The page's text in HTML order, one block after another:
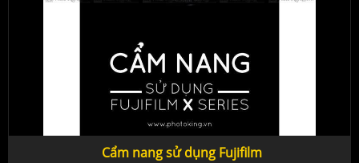
Cẩm nang sử dụng Fujifilm